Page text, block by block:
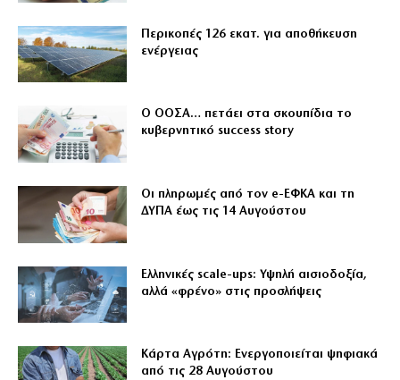
Περικοπές 126 εκατ. για αποθήκευση
ενέργειας
Ο ΟΟΣΑ… πετάει στα σκουπίδια το
κυβερνητικό success story
Οι πληρωμές από τον e-ΕΦΚΑ και τη
ΔΥΠΑ έως τις 14 Αυγούστου
Ελληνικές scale-ups: Υψηλή αισιοδοξία,
αλλά «φρένο» στις προσλήψεις
Κάρτα Αγρότη: Ενεργοποιείται ψηφιακά
από τις 28 Αυγούστου